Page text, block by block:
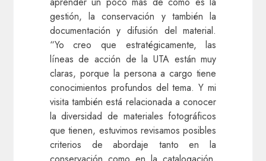
gestión, la conservación y también la
documentación y difusión del material.
“Yo creo que estratégicamente, las
líneas de acción de la UTA están muy
claras, porque la persona a cargo tiene
conocimientos profundos del tema. Y mi
visita también está relacionada a conocer
la diversidad de materiales fotográficos
que tienen, estuvimos revisamos posibles
criterios de abordaje tanto en la